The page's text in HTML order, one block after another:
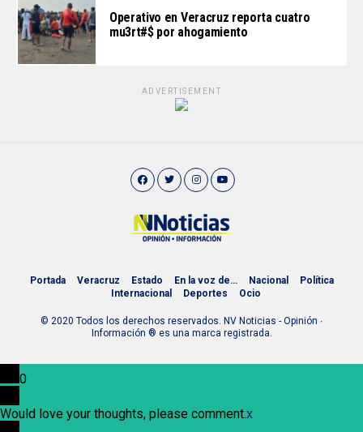
Operativo en Veracruz reporta cuatro
mu3rt#$ por ahogamiento
ADVERTISEMENT
Portada Veracruz Estado En la voz de… Nacional
Política
Internacional
Deportes Ocio
© 2020 Todos los derechos reservados. NV Noticias - Opinión ∙
Información ® es una marca registrada.
0
Would love your thoughts, please comment.x